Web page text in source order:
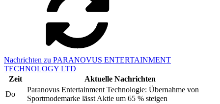
Nachrichten zu PARANOVUS ENTERTAINMENT
TECHNOLOGY LTD
Zeit
Aktuelle Nachrichten
Do
Paranovus Entertainment Technologie: Übernahme von
Sportmodemarke lässt Aktie um 65 % steigen